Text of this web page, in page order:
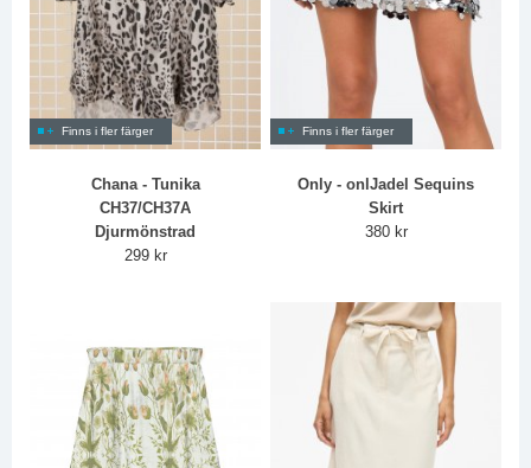
Finns i fler färger
Chana - Tunika
CH37/CH37A
Djurmönstrad
299 kr
Finns i fler färger
Only - onlJadel Sequins
Skirt
380 kr